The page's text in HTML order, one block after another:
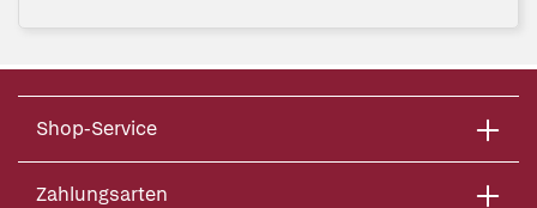
Shop-Service
Zahlungsarten